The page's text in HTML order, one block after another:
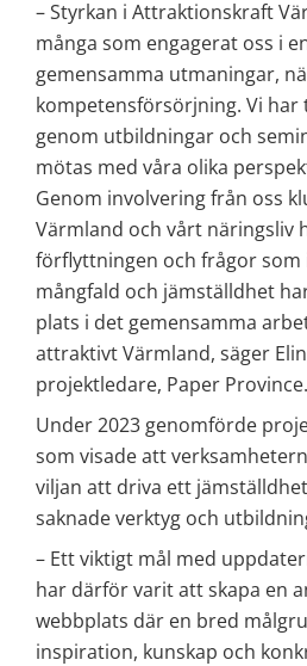
– Styrkan i Attraktionskraft
många som engagerat oss i
gemensamma utmaningar,
kompetensförsörjning. Vi har
genom utbildningar och
mötas med våra olika
Genom involvering från oss
Värmland och vårt näringsliv
förflyttningen och frågor som
mångfald och jämställdhet
plats i det gemensamma
attraktivt Värmland, säger
projektledare, Paper Province.
Under 2023 genomförde
som visade att
viljan att driva ett
saknade verktyg och
– Ett viktigt mål med
har därför varit att skapa en
webbplats där en bred
inspiration, kunskap och